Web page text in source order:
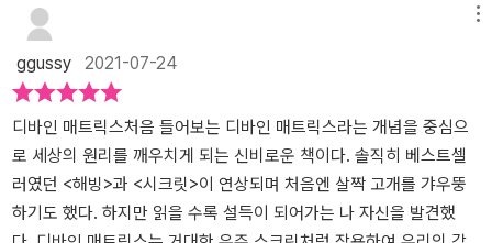
의 새로운 발견과 함께 ‘우주 만물을 연결하는 에너지장(디바인 매트
릭스)에 의해 우리 모두가 하나’라는 인식이 고대로부터 전승되어 왔
다는 사실을 보여준다. 디바인 매트릭스의 존재를 과학적으로 증명한
대표적 실험 세 가지를 소개한다. ➊ 인간의 DNA는 우리의 세계를 구
성하는 물질에 직접적인 영향을 끼친다. ➋ 인간의 감정은 우리의 세
계를 구성하는 물질에 영향을 주는 DNA에 직접적인 영향을 끼친다.
➌ 감정과 DNA의 관계는 시공간의 경계를 초월한다. 그 영향력은 거
리에 관계없이 동일하다. [2부] 상상과 현실을 잇는 다리: 디바인 매
이 덮개는 언제 어디서나 층층으로 되어 있다고 한다. 우리의 삶은 물
론이고 세상 만물이 이 담요의 섬유들로 덮인 채 존재하고 생겨난다
고 한다. 다소 언뜻 이해가 가지 않는 설명이긴 하다. 그러나 양자적
관점에서 원자에서부터 풀잎, 인간신체, 지구, 우주 저 너머에 이르기
까지 모든 것이 이 부드러운 시공간(space-time)내에서 일어나는
일이라고 설명해주는 부분에선 수긍이 간다. 저자는 이와 같은 자신
의 생각을 전개하기 위해 양자물리학 이야기를 많이 인용한다. 양자
의 신비와 우리 일상 사이의 틈을 ‘디바인 매트릭스’가 이어준다는 것
ggussy 2021-07-24
디바인 매트릭스처음 들어보는 디바인 매트릭스라는 개념을 중심으
로 세상의 원리를 깨우치게 되는 신비로운 책이다. 솔직히 베스트셀
러였던 <해빙>과 <시크릿>이 연상되며 처음엔 살짝 고개를 갸우뚱
하기도 했다. 하지만 읽을 수록 설득이 되어가는 나 자신을 발견했